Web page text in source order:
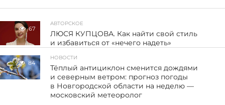
67
АВТОРСКОЕ
ЛЮСЯ КУПЦОВА. Как найти свой стиль
и избавиться от «нечего надеть»
84
НОВОСТИ
Тёплый антициклон сменится дождями
и северным ветром: прогноз погоды
в Новгородской области на неделю —
московский метеоролог